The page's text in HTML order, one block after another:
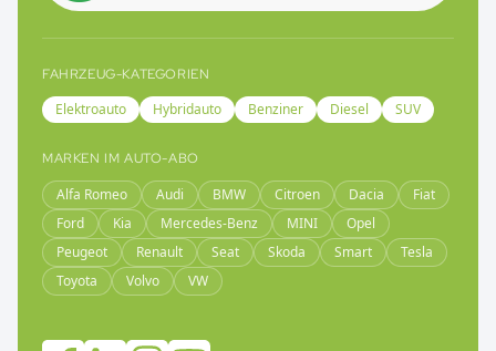
FAHRZEUG-KATEGORIEN
Elektroauto Hybridauto Benziner Diesel SUV
MARKEN IM AUTO-ABO
Alfa Romeo Audi BMW Citroen Dacia
Fiat
Ford
Kia Mercedes-Benz MINI
Opel
Peugeot
Renault Seat Skoda Smart
Tesla
Toyota
Volvo VW